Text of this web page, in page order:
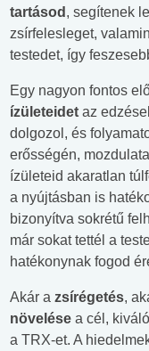
tartásod , segítenek
zsírfelesleget,
testedet, így
Egy nagyon fontos
ízületeidet az
dolgozol, és
erősségén,
ízületeid akaratlan
a nyújtásban is
bizonyítva sokrétű
már sokat tettél a
hatékonynak fogod
Akár a zsírégetés,
növelése a cél,
a TRX-et. A